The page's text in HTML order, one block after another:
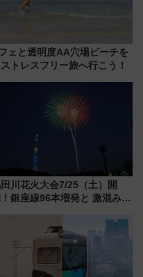
ェと透明度AA穴場ビーチを
トレスフリー旅へ行こう！
田川花火大会7/25（土）開
銀座線96本増発と 激混みの
クセス攻略法、2万発の花火が
心の夜に！